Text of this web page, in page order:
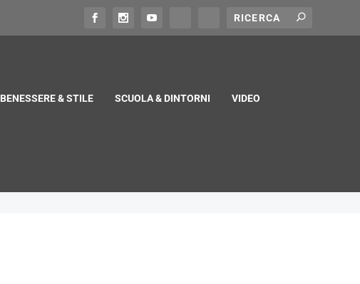
BENESSERE & STILE SCUOLA & DINTORNI VIDEO